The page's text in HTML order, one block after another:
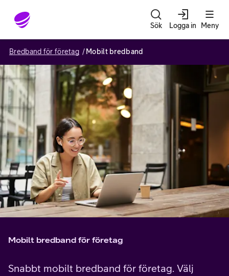
Gå till sidans innehåll
Sök Logga in Meny
Bredband för företag Mobilt bredband
Mobilt bredband för företag
Snabbt mobilt bredband för företag. Välj